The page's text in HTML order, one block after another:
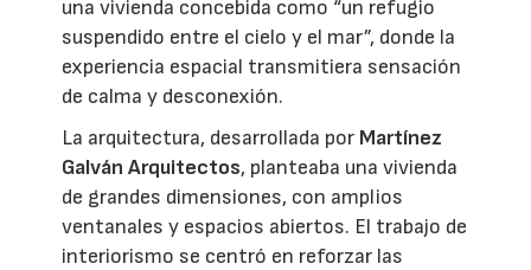
una vivienda concebida como “un refugio
suspendido entre el cielo y el mar”, donde la
experiencia espacial transmitiera sensación
de calma y desconexión.
La arquitectura, desarrollada por Martínez
Galván Arquitectos, planteaba una vivienda
de grandes dimensiones, con amplios
ventanales y espacios abiertos. El trabajo de
interiorismo se centró en reforzar las